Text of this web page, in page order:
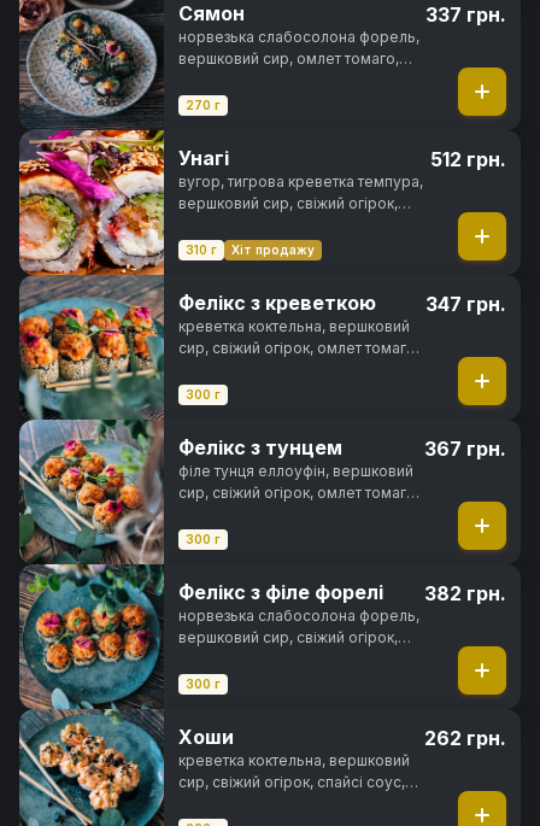
Сямон
норвезька слабосолона форель,
вершковий сир, омлет томаго,
каракатиці, спайсі соус, кунжут,
270 г
337 грн.
Унагі
вугор, тигрова креветка темпура,
вершковий сир, свіжий огірок,
норі, рис
310 г Хіт продажу
512 грн.
Фелікс з креветкою
креветка коктельна, вершковий
сир, свіжий огірок, омлет томаго,
чорнила каракатиці, кунжут, норі,
300 г
347 грн.
Фелікс з тунцем
філе тунця еллоуфін, вершковий
сир, свіжий огірок, омлет томаго,
чорнила каракатиці, кунжут, норі,
300 г
367 грн.
Фелікс з філе форелі
норвезька слабосолона форель,
вершковий сир, свіжий огірок,
спайсі соус, чорнила каракатиці,
300 г
382 грн.
Хоши
креветка коктельна, вершковий
сир, свіжий огірок, спайсі соус,
262 грн.